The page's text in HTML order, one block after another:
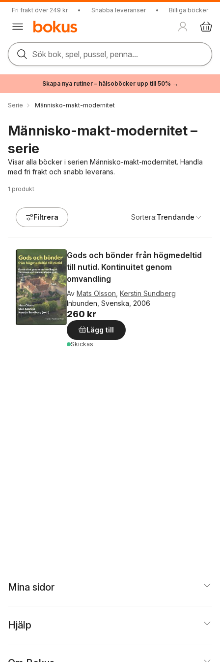
Fri frakt över 249 kr • Snabba leveranser • Billiga böcker
Sök bok, spel, pussel, penna...
Skapa nya rutiner – hälsoböcker upp till 50% →
Serie Människo-makt-modernitet
Människo-makt-modernitet –
serie
Visar alla böcker i serien Människo-makt-modernitet. Handla
med fri frakt och snabb leverans.
1 produkt
Filtrera Sortera:Trendande
Gods och bönder från högmedeltid
till nutid. Kontinuitet genom
omvandling
Av Mats Olsson Kerstin Sundberg
Inbunden, Svenska, 2006
260 kr
Lägg till
Skickas
Mina sidor
Hjälp